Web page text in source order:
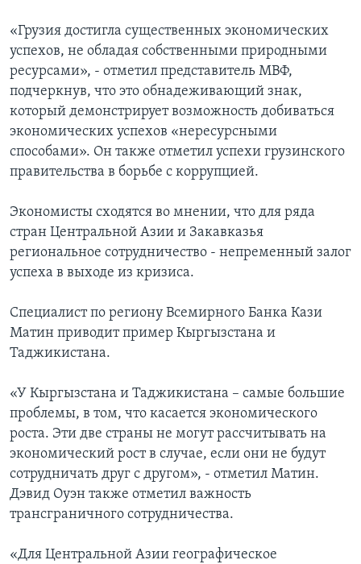
«Грузия достигла существенных экономических
успехов, не обладая собственными природными
ресурсами», - отметил представитель МВФ,
подчеркнув, что это обнадеживающий знак,
который демонстрирует возможность добиваться
экономических успехов «нересурсными
способами». Он также отметил успехи грузинского
правительства в борьбе с коррупцией.
Экономисты сходятся во мнении, что для ряда
стран Центральной Азии и Закавказья
региональное сотрудничество - непременный залог
успеха в выходе из кризиса.
Специалист по региону Всемирного Банка Кази
Матин приводит пример Кыргызстана и
Таджикистана.
«У Кыргызстана и Таджикистана – самые большие
проблемы, в том, что касается экономического
роста. Эти две страны не могут рассчитывать на
экономический рост в случае, если они не будут
сотрудничать друг с другом», - отметил Матин.
Дэвид Оуэн также отметил важность
трансграничного сотрудничества.
«Для Центральной Азии географическое